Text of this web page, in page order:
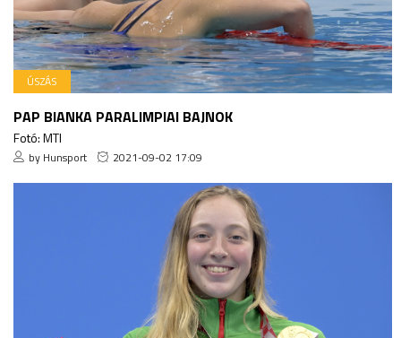
ÚSZÁS
PAP BIANKA PARALIMPIAI BAJNOK
Fotó: MTI
by Hunsport 2021-09-02 17:09